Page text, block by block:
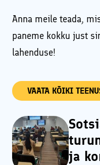
Anna meile teada,
paneme kokku just
lahenduse!
VAATA KÕIKI
ja